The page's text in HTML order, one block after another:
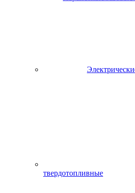
твердотопливные